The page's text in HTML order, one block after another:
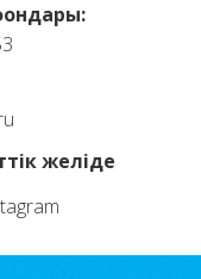
желіде